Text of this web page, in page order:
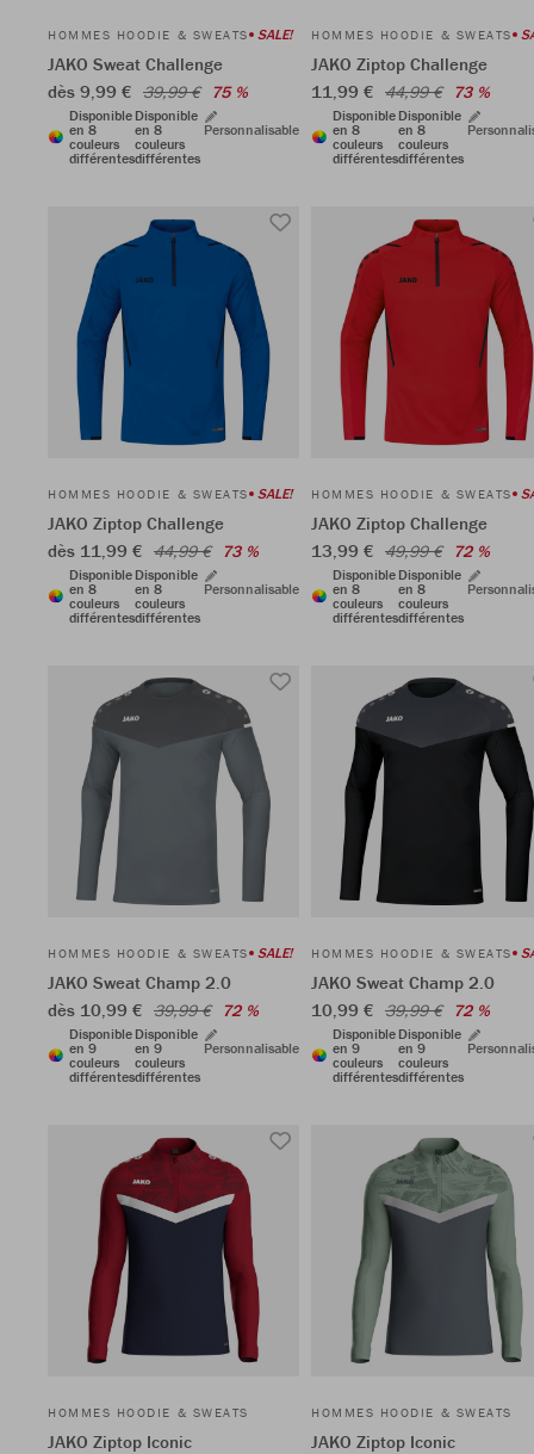
HOMMES HOODIE & SWEATS SALE!
JAKO Sweat Challenge
dès 9,99 € 39,99 € 75 %
Disponible
en 8
couleurs
différentes
Disponible
en 8
couleurs
différentes
Personnalisable
HOMMES HOODIE & SWEATS
JAKO Ziptop Challenge
11,99 € 44,99 € 73 %
Disponible
en 8
couleurs
différentes
Disponible
en 8
couleurs
différentes
HOMMES HOODIE & SWEATS SALE!
JAKO Ziptop Challenge
dès 11,99 € 44,99 € 73 %
Disponible
en 8
couleurs
différentes
Disponible
en 8
couleurs
différentes
Personnalisable
HOMMES HOODIE & SWEATS
JAKO Ziptop Challenge
13,99 € 49,99 € 72 %
Disponible
en 8
couleurs
différentes
Disponible
en 8
couleurs
différentes
HOMMES HOODIE & SWEATS SALE!
JAKO Sweat Champ 2.0
dès 10,99 € 39,99 € 72 %
Disponible
en 9
couleurs
différentes
Disponible
en 9
couleurs
différentes
Personnalisable
HOMMES HOODIE & SWEATS
JAKO Sweat Champ 2.0
10,99 € 39,99 € 72 %
Disponible
en 9
couleurs
différentes
Disponible
en 9
couleurs
différentes
HOMMES HOODIE & SWEATS
JAKO Ziptop Iconic
HOMMES HOODIE & SWEATS
JAKO Ziptop Iconic